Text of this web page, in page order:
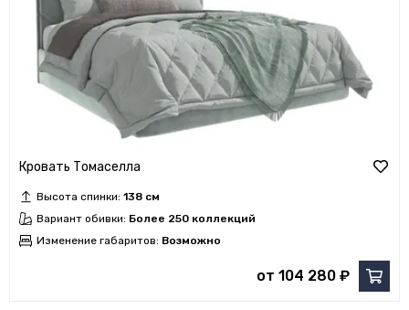
Кровать Томаселла
Высота спинки: 138 см
Вариант обивки: Более 250 коллекций
Изменение габаритов: Возможно
от 104 280 ₽